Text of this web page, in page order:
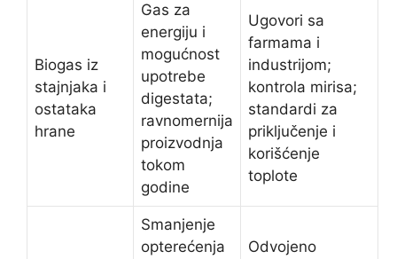
Biogas iz
stajnjaka i
ostataka
hrane
Gas za
energiju i
mogućnost
upotrebe
digestata;
ravnomernija
proizvodnja
tokom
godine
Ugovori sa
farmama i
industrijom;
kontrola mirisa;
standardi za
priključenje i
korišćenje
toplote
Smanjenje
opterećenja
Odvojeno